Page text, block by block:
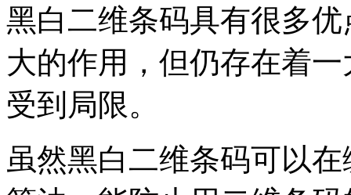
黑白二维条码具有很多
大的作用，但仍存在着
受到局限。
虽然黑白二维条码可以